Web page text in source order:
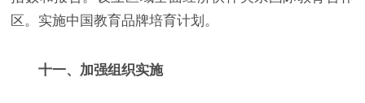
区。实施中国教育品牌培育计划。
十一、加强组织实施